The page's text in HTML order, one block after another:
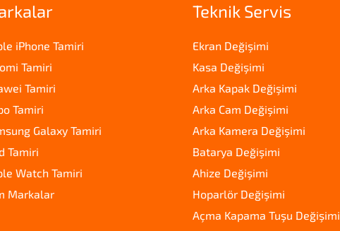
iPhone Tamiri
Tamiri
Tamiri
Tamiri
Galaxy Tamiri
Tamiri
Watch Tamiri
Markalar
Teknik Servis
Ekran Değişimi
Kasa Değişimi
Arka Kapak Değişimi
Arka Cam Değişimi
Arka Kamera Değişimi
Batarya Değişimi
Ahize Değişimi
Hoparlör Değişimi
Açma Kapama Tuşu Değişimi